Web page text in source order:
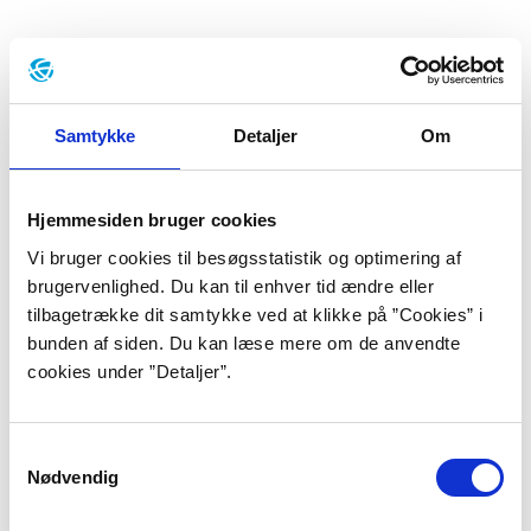
Samtykke Detaljer Om
Hjemmesiden bruger cookies
Vi bruger cookies til besøgsstatistik og optimering af
brugervenlighed. Du kan til enhver tid ændre eller
tilbagetrække dit samtykke ved at klikke på ”Cookies” i
bunden af siden. Du kan læse mere om de anvendte
cookies under ”Detaljer”.
Nødvendig
Baggrund
”JEG VIL SKRIVE ET DIGT OG LÆSE I
EN AVIS/ OG EFTER LÆNGERE TIDS
UBESLUTSOMHED/ VÆLGE EN BOG
FRA SAMLINGEN/ MEN ET OPKALD
FRA EN FÆTTER/ OG JEG ER PÅ VEJ
UD AF DØREN/ MED HANDSKER I
LOMMEN OG VÆRKTØJ I TASKEN”
”YAHYA HASSAN”, s. 128.
Yahya Hassan blev født i 1995 af forældre, der begge